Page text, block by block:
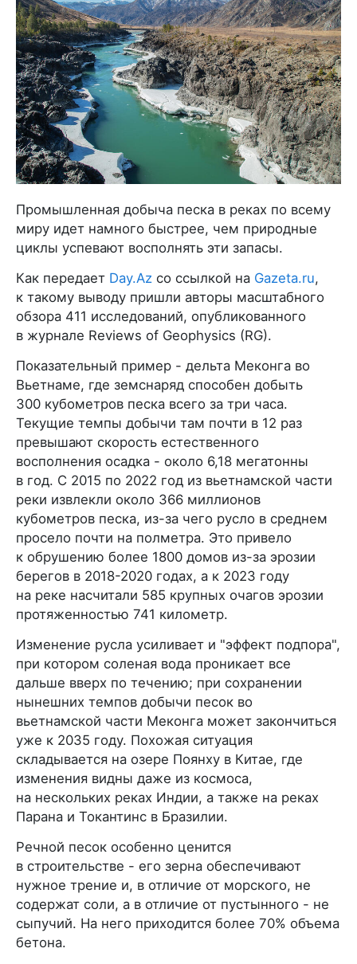
Промышленная добыча песка в реках по всему
миру идет намного быстрее, чем природные
циклы успевают восполнять эти запасы.
Как передает Day.Az со ссылкой на Gazeta.ru,
к такому выводу пришли авторы масштабного
обзора 411 исследований, опубликованного
в журнале Reviews of Geophysics (RG).
Показательный пример - дельта Меконга во
Вьетнаме, где земснаряд способен добыть
300 кубометров песка всего за три часа.
Текущие темпы добычи там почти в 12 раз
превышают скорость естественного
восполнения осадка - около 6,18 мегатонны
в год. С 2015 по 2022 год из вьетнамской части
реки извлекли около 366 миллионов
кубометров песка, из-за чего русло в среднем
просело почти на полметра. Это привело
к обрушению более 1800 домов из-за эрозии
берегов в 2018-2020 годах, а к 2023 году
на реке насчитали 585 крупных очагов эрозии
протяженностью 741 километр.
Изменение русла усиливает и "эффект подпора",
при котором соленая вода проникает все
дальше вверх по течению; при сохранении
нынешних темпов добычи песок во
вьетнамской части Меконга может закончиться
уже к 2035 году. Похожая ситуация
складывается на озере Поянху в Китае, где
изменения видны даже из космоса,
на нескольких реках Индии, а также на реках
Парана и Токантинс в Бразилии.
Речной песок особенно ценится
в строительстве - его зерна обеспечивают
нужное трение и, в отличие от морского, не
содержат соли, а в отличие от пустынного - не
сыпучий. На него приходится более 70% объема
бетона.